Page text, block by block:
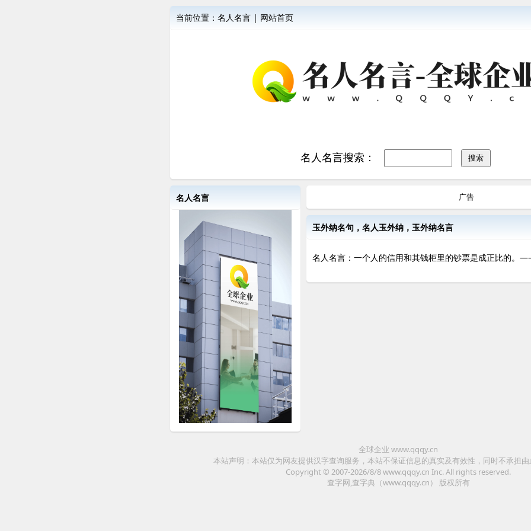
当前位置： 名人名言 | 网站首页
名人名言搜索：
名人名言 广告
玉外纳名句，名人玉外纳，玉外纳名言
名人名言：一个人的信用和其钱柜里的钞票是成正比的。
全球企业 www.qqqy.cn
本站声明：本站仅为网友提供汉字查询服务，本站不保证信息的真实及有效性，同时不承担由
Copyright © 2007-2026/8/8www.qqqy.cn Inc. All rights reserved.
查字网,查字典（www.qqqy.cn）
版权所有